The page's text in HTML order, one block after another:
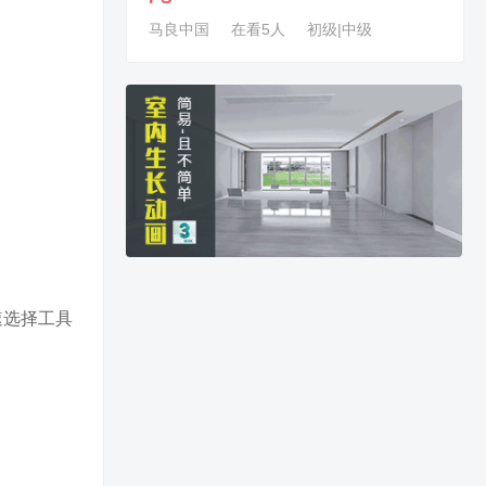
择工具
马良中国 在看5人 初级|中级